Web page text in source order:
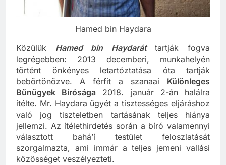
Hamed bin Haydara
Közülük Hamed bin Haydarát
tartják fogva
legrégebben: 2013 decemberi, munkahelyén
történt önkényes letartóztatása óta tartják
bebörtönözve. A férfit a szanaai Különleges
Bűnügyek Bírósága 2018. január 2-án halálra
ítélte. Mr. Haydara ügyét a tisztességes eljáráshoz
való jog tiszteletben tartásának teljes hiánya
jellemzi. Az ítélethirdetés során a bíró valamennyi
választott bahá’í testület feloszlatását
szorgalmazta, ami immár a teljes jemeni vallási
közösséget veszélyezteti.